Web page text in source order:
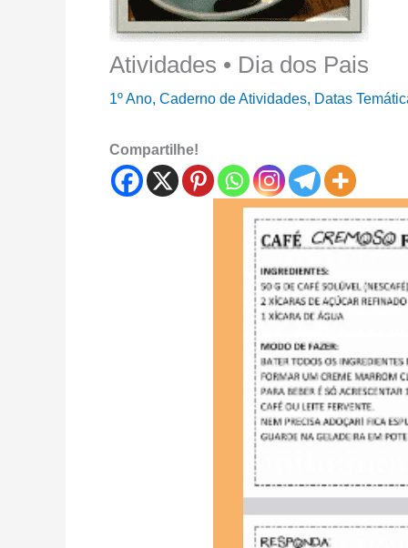
Atividades • Dia dos Pais
1º Ano, Caderno de Atividades, Datas
Compartilhe!